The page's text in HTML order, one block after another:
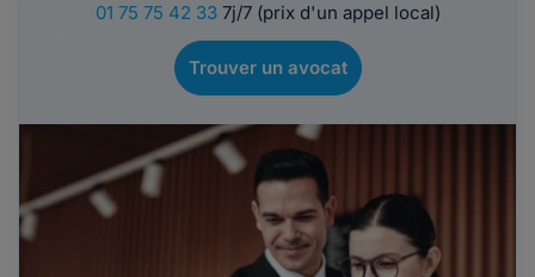
01 75 75 42 337j/7 (prix d'un appel local)
Trouver un avocat